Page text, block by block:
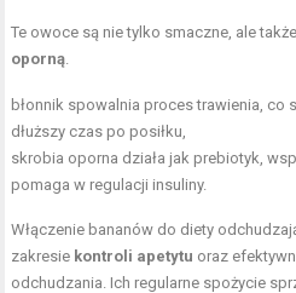
Te owoce są nie tylko smaczne, ale
oporną
błonnik spowalnia proces trawienia, co
dłuższy czas po posiłku,
skrobia oporna działa jak prebiotyk,
pomaga w regulacji insuliny.
Włączenie bananów do diety
zakresie kontroli apetytu oraz
odchudzania. Ich regularne spożycie